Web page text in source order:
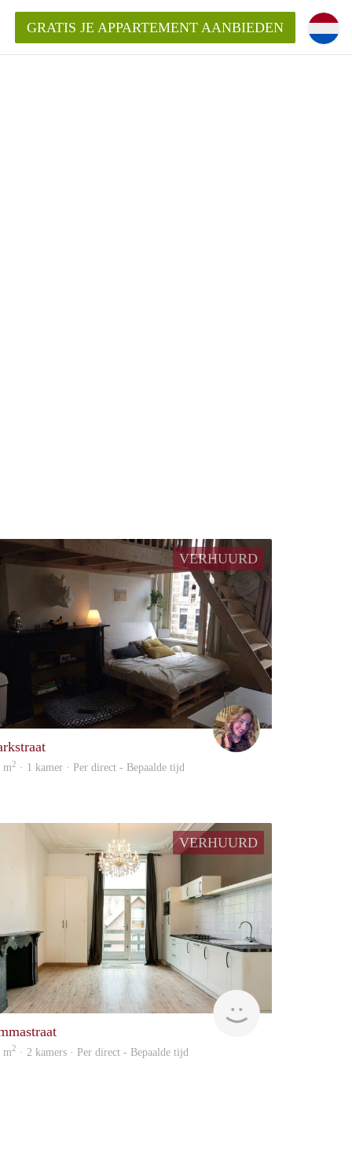
GRATIS JE APPARTEMENT AANBIEDEN
VERHUURD
m2 · 1 kamer · Per direct - Bepaalde tijd
VERHUURD
m2 · 2 kamers · Per direct - Bepaalde tijd